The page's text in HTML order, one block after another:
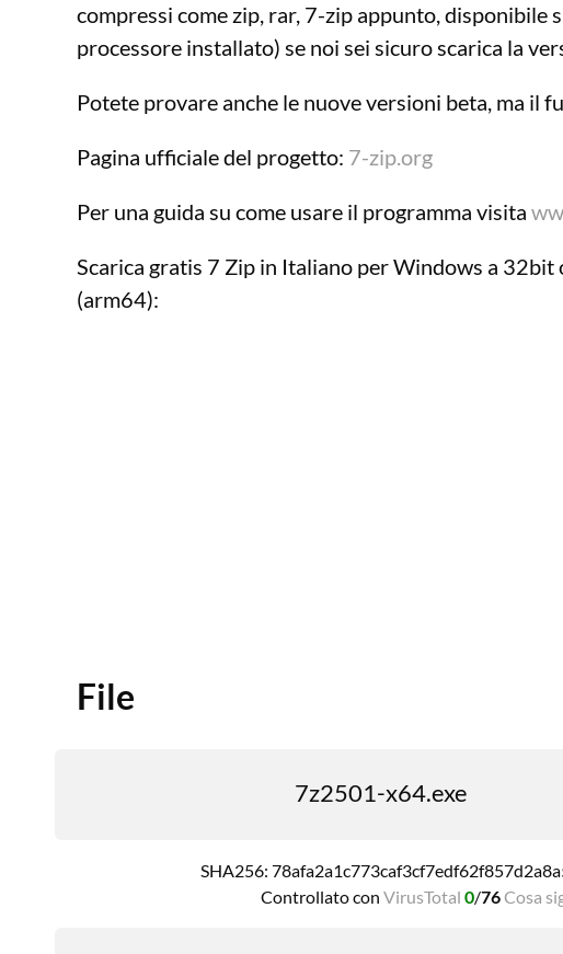
compressi come zip, rar, 7-zip appunto, disponibile
processore installato) se noi sei sicuro scarica la
Potete provare anche le nuove versioni beta, ma il
Pagina ufficiale del progetto: 7-zip.org
Per una guida su come usare il programma visita
Scarica gratis 7 Zip in Italiano per Windows a
(arm64):
File
7z2501-x64.exe
SHA256:
Controllato conVirusTotal 0/76Cosa